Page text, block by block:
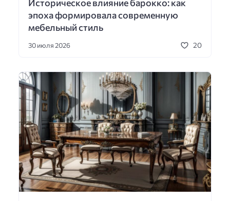
Историческое влияние барокко: как
эпоха формировала современную
мебельный стиль
30 июля 2026 20